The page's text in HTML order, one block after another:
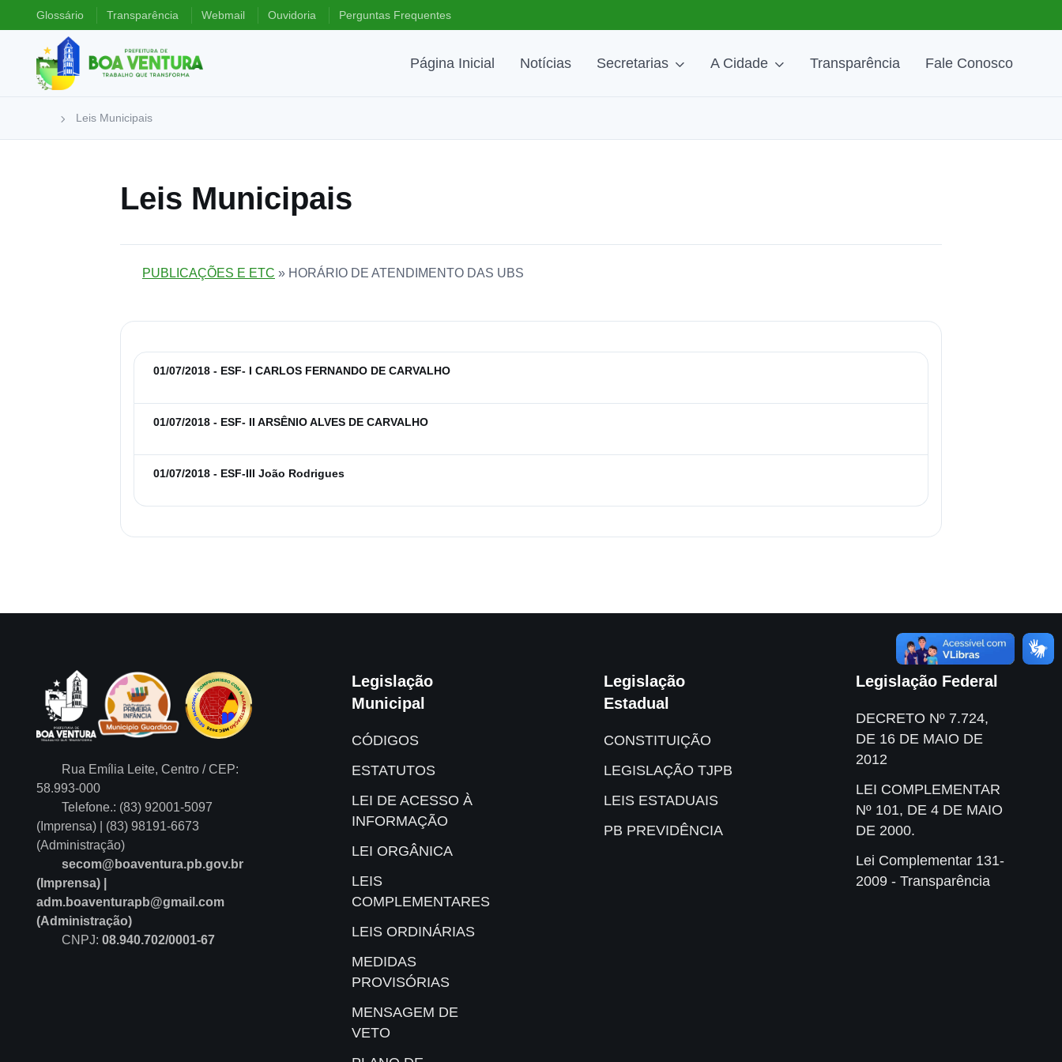
Glossário Transparência Webmail Ouvidoria Perguntas Frequentes
Página Inicial Notícias Secretarias A Cidade Transparência Fale Conosco
Leis Municipais
Leis Municipais
PUBLICAÇÕES E ETC » HORÁRIO DE ATENDIMENTO DAS UBS
01/07/2018 - ESF- I CARLOS FERNANDO DE CARVALHO
01/07/2018 - ESF- II ARSÊNIO ALVES DE CARVALHO
01/07/2018 - ESF-III João Rodrigues
Rua Emília Leite, Centro / CEP:
58.993-000
Telefone.: (83) 92001-5097
(Imprensa) | (83) 98191-6673
(Administração)
secom@boaventura.pb.gov.br
(Imprensa) |
adm.boaventurapb@gmail.com
(Administração)
CNPJ: 08.940.702/0001-67
Legislação
Municipal
CÓDIGOS
ESTATUTOS
LEI DE ACESSO À
INFORMAÇÃO
LEI ORGÂNICA
LEIS
COMPLEMENTARES
LEIS ORDINÁRIAS
MEDIDAS
PROVISÓRIAS
MENSAGEM DE
VETO
Legislação
Estadual
CONSTITUIÇÃO
LEGISLAÇÃO TJPB
LEIS ESTADUAIS
PB PREVIDÊNCIA
Legislação Federal
DECRETO Nº 7.724,
DE 16 DE MAIO DE
2012
LEI COMPLEMENTAR
Nº 101, DE 4 DE MAIO
DE 2000.
Lei Complementar 131-
2009 - Transparência